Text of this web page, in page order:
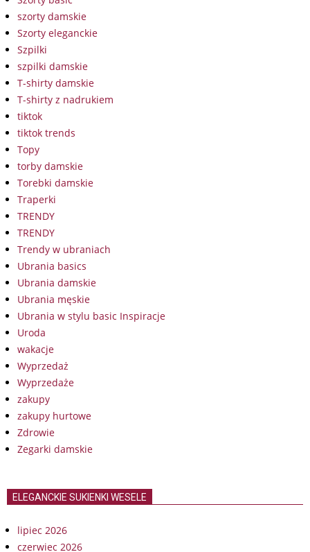
szorty damskie
Szorty eleganckie
Szpilki
szpilki damskie
T-shirty damskie
T-shirty z nadrukiem
tiktok
tiktok trends
Topy
torby damskie
Torebki damskie
Traperki
TRENDY
TRENDY
Trendy w ubraniach
Ubrania basics
Ubrania damskie
Ubrania męskie
Ubrania w stylu basic Inspiracje
Uroda
wakacje
Wyprzedaż
Wyprzedaże
zakupy
zakupy hurtowe
Zdrowie
Zegarki damskie
ELEGANCKIE SUKIENKI WESELE
lipiec 2026
czerwiec 2026